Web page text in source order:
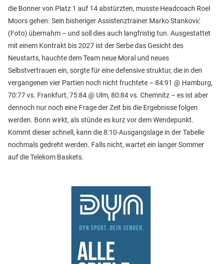
die Bonner von Platz 1 auf 14 abstürzten, musste Headcoach Roel
Moors gehen. Sein bisheriger Assistenztrainer Marko Stanković
(Foto) übernahm – und soll dies auch langfristig tun. Ausgestattet
mit einem Kontrakt bis 2027 ist der Serbe das Gesicht des
Neustarts, hauchte dem Team neue Moral und neues
Selbstvertrauen ein, sorgte für eine defensive struktur, die in den
vergangenen vier Partien noch nicht fruchtete – 84:91 @ Hamburg,
70:77 vs. Frankfurt, 75:84 @ Ulm, 80:84 vs. Chemnitz – es ist aber
dennoch nur noch eine Frage der Zeit bis die Ergebnisse folgen
werden. Bonn wirkt, als stünde es kurz vor dem Wendepunkt.
Kommt dieser schnell, kann die 8:10-Ausgangslage in der Tabelle
nochmals gedreht werden. Falls nicht, wartet ein langer Sommer
auf die Telekom Baskets.